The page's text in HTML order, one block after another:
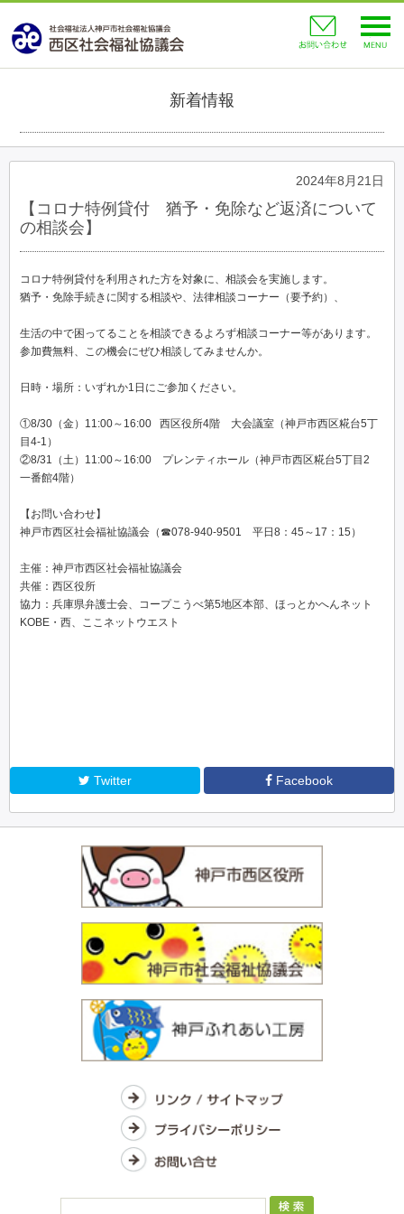
新着情報
2024年8月21日
【コロナ特例貸付 猶予・免除など返済について
の相談会】
コロナ特例貸付を利用された方を対象に、相談会を実施します。
猶予・免除手続きに関する相談や、法律相談コーナー（要予約）、
生活の中で困ってることを相談できるよろず相談コーナー等があります。
参加費無料、この機会にぜひ相談してみませんか。
日時・場所：いずれか1日にご参加ください。
①8/30（金）11:00～16:00 西区役所4階 大会議室（神戸市西区糀台5丁
目4-1）
②8/31（土）11:00～16:00 プレンティホール（神戸市西区糀台5丁目2
一番館4階）
【お問い合わせ】
神戸市西区社会福祉協議会（☎078-940-9501 平日8：45～17：15）
主催：神戸市西区社会福祉協議会
共催：西区役所
協力：兵庫県弁護士会、コープこうべ第5地区本部、ほっとかへんネット
KOBE・西、ここネットウエスト
Twitter Facebook